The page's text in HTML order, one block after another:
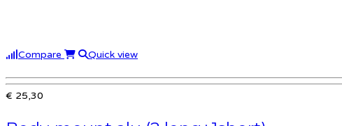
Compare Quick view
€ 25,30